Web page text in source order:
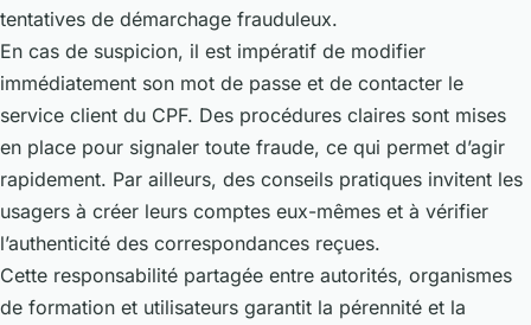
tentatives de démarchage frauduleux.
En cas de suspicion, il est impératif de modifier
immédiatement son mot de passe et de contacter le
service client du CPF. Des procédures claires sont mises
en place pour signaler toute fraude, ce qui permet d’agir
rapidement. Par ailleurs, des conseils pratiques invitent les
usagers à créer leurs comptes eux-mêmes et à vérifier
l’authenticité des correspondances reçues.
Cette responsabilité partagée entre autorités, organismes
de formation et utilisateurs garantit la pérennité et la